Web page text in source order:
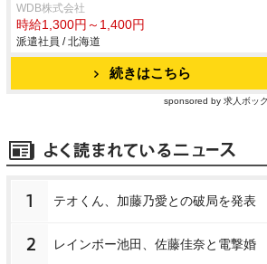
WDB株式会社
時給1,300円～1,400円
派遣社員 / 北海道
続きはこちら
sponsored by 求人ボッ
1 テオくん、加藤乃愛との破局を発表
2 レインボー池田、佐藤佳奈と電撃婚